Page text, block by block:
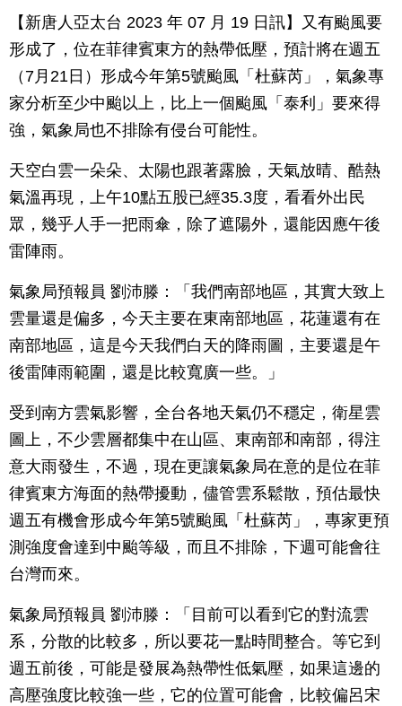
【新唐人亞太台 2023 年 07 月 19 日訊】又有颱風要
形成了，位在菲律賓東方的熱帶低壓，預計將在週五
（7月21日）形成今年第5號颱風「杜蘇芮」，氣象專
家分析至少中颱以上，比上一個颱風「泰利」要來得
強，氣象局也不排除有侵台可能性。
天空白雲一朵朵、太陽也跟著露臉，天氣放晴、酷熱
氣溫再現，上午10點五股已經35.3度，看看外出民
眾，幾乎人手一把雨傘，除了遮陽外，還能因應午後
雷陣雨。
氣象局預報員 劉沛滕：「我們南部地區，其實大致上
雲量還是偏多，今天主要在東南部地區，花蓮還有在
南部地區，這是今天我們白天的降雨圖，主要還是午
後雷陣雨範圍，還是比較寬廣一些。」
受到南方雲氣影響，全台各地天氣仍不穩定，衛星雲
圖上，不少雲層都集中在山區、東南部和南部，得注
意大雨發生，不過，現在更讓氣象局在意的是位在菲
律賓東方海面的熱帶擾動，儘管雲系鬆散，預估最快
週五有機會形成今年第5號颱風「杜蘇芮」，專家更預
測強度會達到中颱等級，而且不排除，下週可能會往
台灣而來。
氣象局預報員 劉沛滕：「目前可以看到它的對流雲
系，分散的比較多，所以要花一點時間整合。等它到
週五前後，可能是發展為熱帶性低氣壓，如果這邊的
高壓強度比較強一些，它的位置可能會，比較偏呂宋